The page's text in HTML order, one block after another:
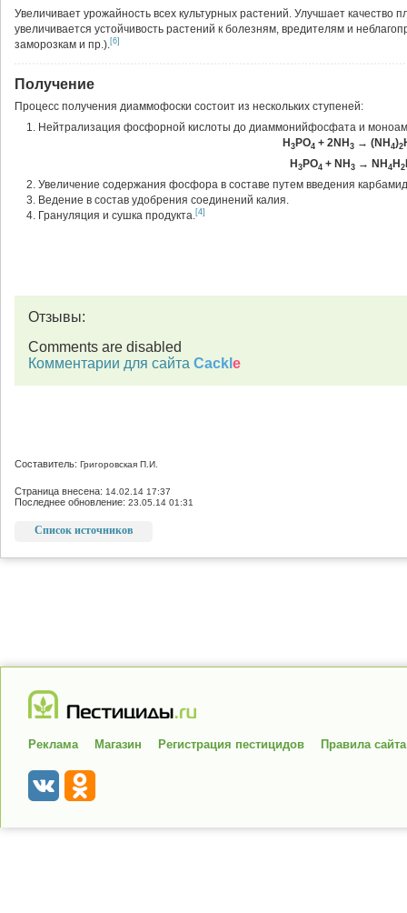
Увеличивает урожайность всех культурных растений. Улучшает качество
увеличивается устойчивость растений к болезням, вредителям и
заморозкам и пр.).[6]
Получение
Процесс получения диаммофоски состоит из нескольких ступеней:
Нейтрализация фосфорной кислоты до диаммонийфосфата и
H 3 PO4 + 2NH 3 → (NH 4)2
H 3PO4+ NH 3→ NH 4H 2
Увеличение содержания фосфора в составе путем введения
Ведение в состав удобрения соединений калия.
Грануляция и сушка продукта.[4]
Отзывы:
Comments are disabled
Комментарии для сайта Cackl e
Составитель: Григоровская П.И.
Страница внесена: 14.02.14 17:37
Последнее обновление: 23.05.14 01:31
Список источников
Реклама Магазин Регистрация пестицидов Правила сайта